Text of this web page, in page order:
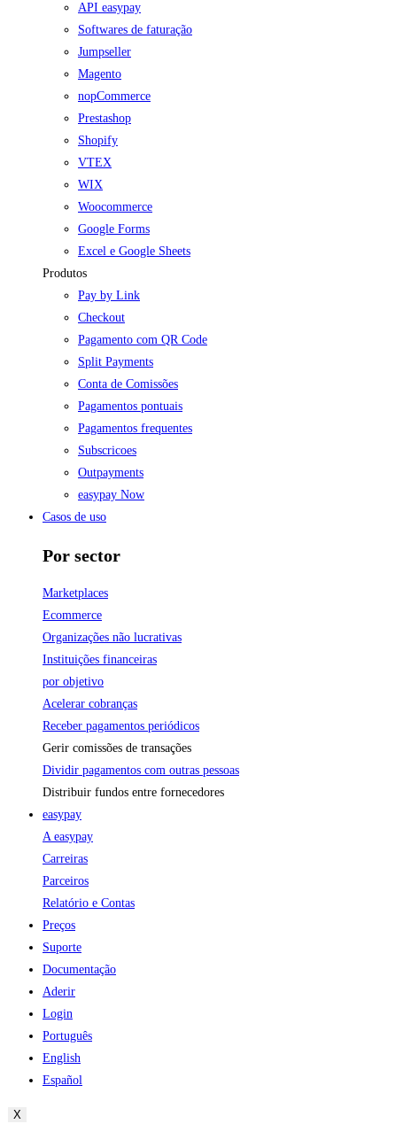
API easypay
Softwares de faturação
Jumpseller
Magento
nopCommerce
Prestashop
Shopify
VTEX
WIX
Woocommerce
Google Forms
Excel e Google Sheets
Produtos
Pay by Link
Checkout
Pagamento com QR Code
Split Payments
Conta de Comissões
Pagamentos pontuais
Pagamentos frequentes
Subscricoes
Outpayments
easypay Now
Casos de uso
Por sector
Marketplaces
Ecommerce
Organizações não lucrativas
Instituições financeiras
por objetivo
Acelerar cobranças
Receber pagamentos periódicos
Gerir comissões de transações
Dividir pagamentos com outras pessoas
Distribuir fundos entre fornecedores
easypay
A easypay
Carreiras
Parceiros
Relatório e Contas
Preços
Suporte
Documentação
Aderir
Login
Português
English
Español
X